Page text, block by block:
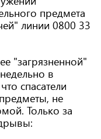
предмета
линии 0800 33
"загрязненной"
в
спасатели
не
Только за